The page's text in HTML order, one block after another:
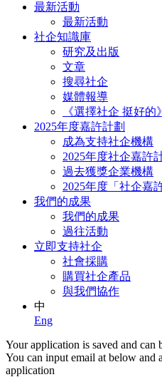
最新活動
最新活動
社企知識庫
研究及出版
文章
搜尋社企
媒體報導
《選擇社企 挺好
2025年度嘉許計劃
成為支持社企機構
2025年度社企嘉許
過去獲獎企業機構
2025年度「社企嘉
我們的成果
我們的成果
過往活動
立即支持社企
社會採購
購買社企產品
與我們協作
中
Eng
Your application is saved and can
You can input email at below and
application